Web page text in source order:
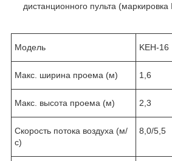
дистанционного пульта
Модель KEH-16
Макс. ширина проема (м) 1,6
Макс. высота проема (м) 2,3
Скорость потока воздуха (м/
с)
8,0/5,5